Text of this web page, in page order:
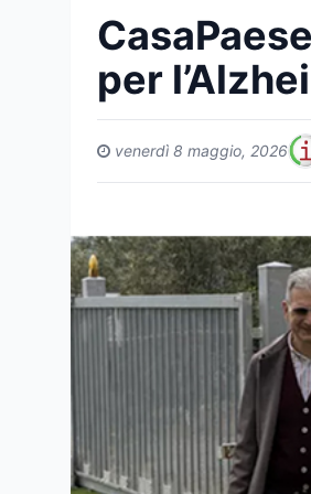
per
venerdì 8 maggio, 2026